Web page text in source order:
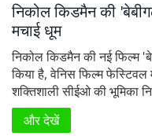
निकोल किडमैन की
मचाई धूम
निकोल किडमैन की नई फिल्म
किया है, वेनिस फिल्म
शक्तिशाली सीईओ की भूमिका
बनाती है। फिल्म में विवाह,
छुआ गया है।
और देखें